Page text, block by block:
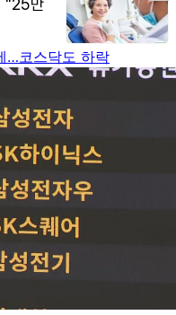
…코스닥도 하락